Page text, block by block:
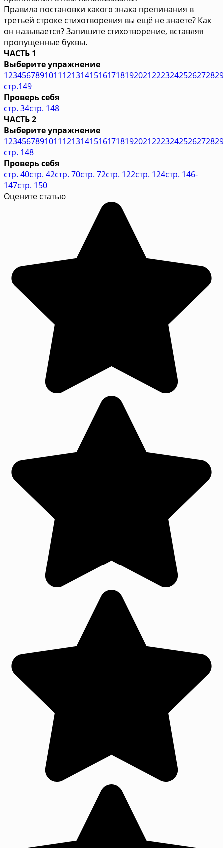
Правила постановки какого знака препинания в
третьей строке стихотворения вы ещё не знаете? Как
он называется? Запишите стихотворение, вставляя
пропущенные буквы.
ЧАСТЬ 1
Выберите упражнение
1234567891011121314151617181920212223242526272829
стр.149
Проверь себя
стр. 34стр. 148
ЧАСТЬ 2
Выберите упражнение
1234567891011121314151617181920212223242526272829
стр. 148
Проверь себя
стр. 40стр. 42стр. 70стр. 72стр. 122стр. 124стр. 146-
147стр. 150
Оцените статью